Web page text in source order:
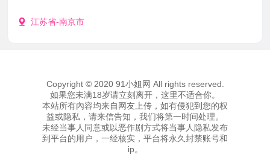
江苏省-南京市
Copyright © 2020 91小姐网 All rights reserved.
如果您未满18岁请立刻离开，这里不适合你。
本站所有內容均来自网友上传，如有侵犯到您的权
益或隐私，请来信告知，我们将第一时间处理。
未经当事人同意或以恶作剧方式将当事人隐私发布
到平台的用户，一经核实，平台将永久封禁账号和
ip。